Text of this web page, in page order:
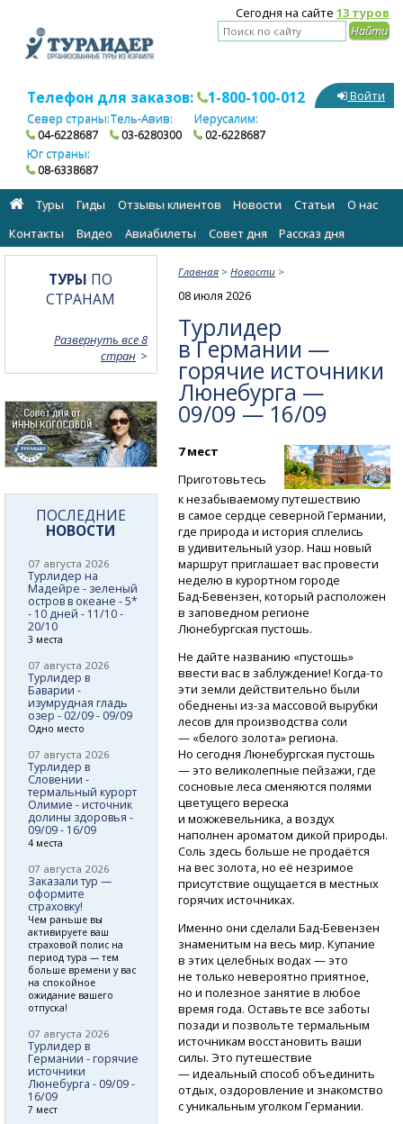
Сегодня на сайте 13 туров
Телефон для заказов: 1-800-100-012
Север страны:
04-6228687
Тель-Авив:
03-6280300
Иерусалим:
02-6228687
Юг страны:
08-6338687
Войти
Туры Гиды Отзывы клиентов Новости Статьи
О нас
Контакты
Видео Авиабилеты Cовет дня Рассказ дня
Главная >Новости >
08 июля 2026
Турлидер
в Германии —
горячие источники
Люнебурга —
09/09 — 16/09
7 мест
Приготовьтесь
к незабываемому путешествию
в самое сердце северной Германии,
где природа и история сплелись
в удивительный узор. Наш новый
маршрут приглашает вас провести
неделю в курортном городе
Бад-Бевензен,который расположен
в заповедном регионе
Люнебургская пустошь.
Не дайте названию «пустошь»
ввести вас в заблуждение!Когда-то
эти земли действительно были
обедненыиз-за массовой вырубки
лесов для производства соли
— «белого золота» региона.
Но сегодня Люнебургская пустошь
— это великолепные пейзажи, где
сосновые леса сменяются полями
цветущего вереска
и можжевельника, а воздух
наполнен ароматом дикой природы.
Соль здесь больше не продаётся
на вес золота, но её незримое
присутствие ощущается в местных
горячих источниках.
Именно они сделалиБад-Бевензен
знаменитым на весь мир. Купание
в этих целебных водах — это
не только невероятно приятное,
но и полезное занятие в любое
время года. Оставьте все заботы
позади и позвольте термальным
источникам восстановить ваши
силы. Это путешествие
— идеальный способ объединить
отдых, оздоровление и знакомство
с уникальным уголком Германии.
ТУРЫ ПО
СТРАНАМ
Развернуть все 8
стран
ПОСЛЕДНИЕ
НОВОСТИ
07 августа 2026
Турлидер на
Мадейре - зеленый
остров в океане - 5*
- 10 дней - 11/10 -
20/10
3 места
07 августа 2026
Турлидер в
Баварии -
изумрудная гладь
озер - 02/09 - 09/09
Одно место
07 августа 2026
Турлидер в
Словении -
термальный курорт
Олимие - источник
долины здоровья -
09/09 - 16/09
4 места
07 августа 2026
Заказали тур —
оформите
страховку!
Чем раньше вы
активируете ваш
страховой полис на
период тура — тем
больше времени у вас
на спокойное
ожидание вашего
отпуска!
07 августа 2026
Турлидер в
Германии - горячие
источники
Люнебурга - 09/09 -
16/09
7 мест